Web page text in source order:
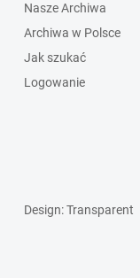
Nasze Archiwa
Archiwa w Polsce
Jak szukać
Logowanie
Design: Transparent